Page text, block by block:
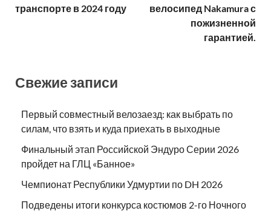
транспорте в 2024 году
велосипед Nakamura с
пожизненной
гарантией.
Свежие записи
Первый совместный велозаезд: как выбрать по
силам, что взять и куда приехать в выходные
Финальный этап Российской Эндуро Серии 2026
пройдет на ГЛЦ «Банное»
Чемпионат Республики Удмуртии по DH 2026
Подведены итоги конкурса костюмов 2-го Ночного